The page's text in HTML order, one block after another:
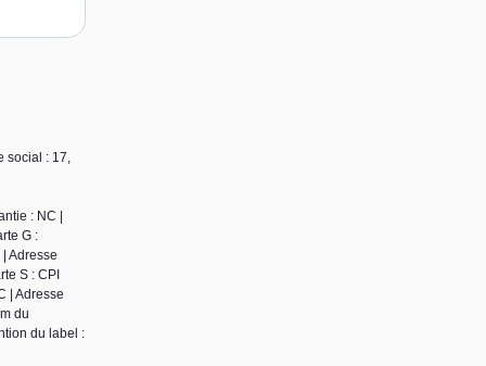
social : 17,
: NC |
G :
Adresse
S : CPI
| Adresse
du
du label :